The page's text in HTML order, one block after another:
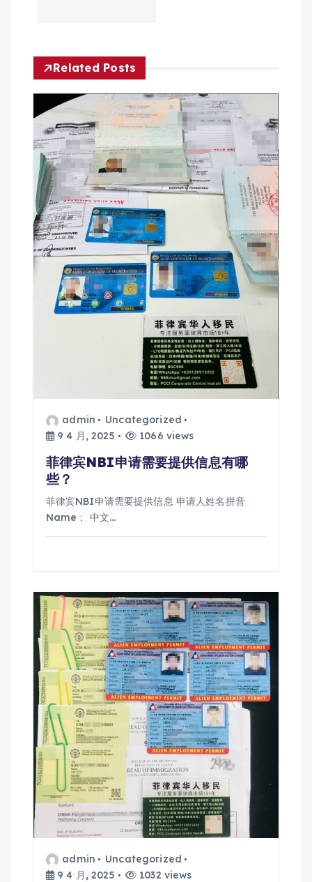
Related Posts
admin
Uncategorized
9 4 月, 2025
1066 views
菲律宾NBI申请需要提供信息有哪
些？
菲律宾NBI申请需要提供信息 申请人姓名拼音
Name： 中文…
admin
Uncategorized
9 4 月, 2025
1032 views